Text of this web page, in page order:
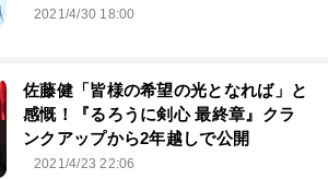
2021/4/30 18:00
佐藤健「皆様の希望の光となれば」と
感慨！『るろうに剣心 最終章』クラ
ンクアップから2年越しで公開
2021/4/23 22:06